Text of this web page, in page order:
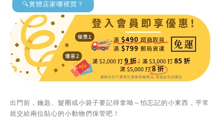
🔍實體店家哪裡買？
出門前，鑰匙、髮圈或小袋子要記得拿呦～怕忘記的小東西，平常
就交給兩位貼心的小動物們保管吧！